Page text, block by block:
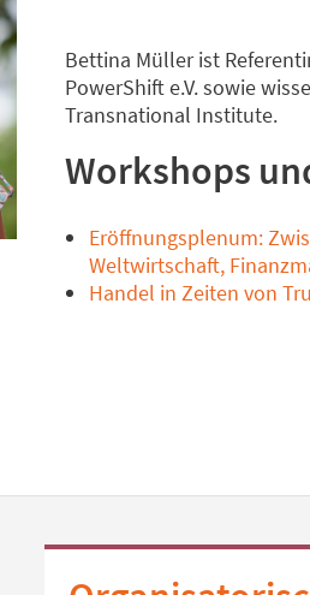
Bettina Müller ist
PowerShift e.V. sowie
Transnational Institute.
Workshops
Eröffnungsplenum:
Weltwirtschaft,
Handel in Zeiten von